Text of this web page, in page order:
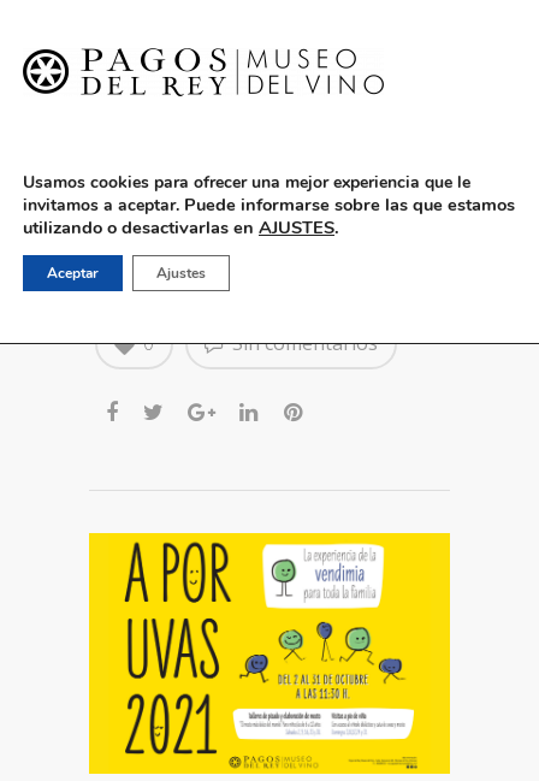
English
A por uvas 2021
Sin comentarios
0
Usamos cookies para ofrecer una mejor experiencia que le
invitamos a aceptar. Puede informarse sobre las que estamos
utilizando o desactivarlas en AJUSTES.
Aceptar Ajustes